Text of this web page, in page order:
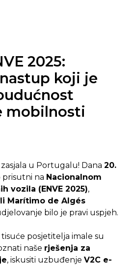
2025:
koji je
mobilnosti
u Portugalu! Dana 20.
prisutni na Nacionalnom
vozila (ENVE 2025),
Marítimo de Algés
bilo je pravi uspjeh.
posjetitelja imale su
naše rješenja za
, iskusiti uzbuđenje V2C e-